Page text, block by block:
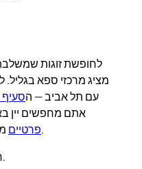
לחופשת זוגות
מציג מרכזי ספא
עם תל אביב — ה
אתם מחפשים יין
פרטייםמציג מקומות עם רשימת יין רצינית.
.